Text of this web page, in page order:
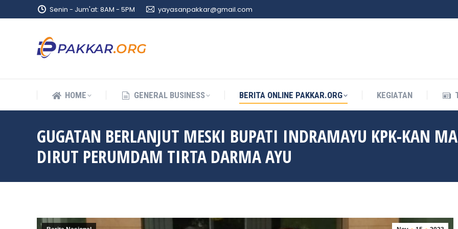
Senin - Jum'at: 8AM - 5PM yayasanpakkar@gmail.com
HOME GENERAL BUSINESS BERITA ONLINE PAKKAR.ORG KEGIATAN
GUGATAN BERLANJUT MESKI BUPATI INDRAMAYU KPK-KAN
DIRUT PERUMDAM TIRTA DARMA AYU
HOME GENERAL BUSINESS BERITA ONLINE PAKKAR.ORG KEGIATAN